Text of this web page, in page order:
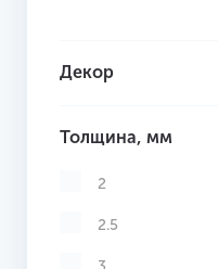
Декор
Толщина, мм
2
2.5